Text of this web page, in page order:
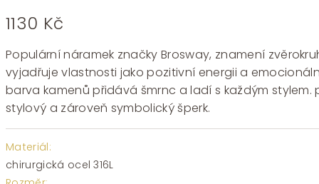
1130 Kč
Populární náramek značky Brosway, znamení
vyjadřuje vlastnosti jako pozitivní energii a
barva kamenů přidává šmrnc a ladí s každým
stylový a zároveň symbolický šperk.
Materiál:
chirurgická ocel 316L